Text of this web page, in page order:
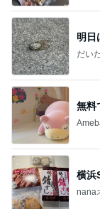
明日
だい
無料
横浜
nana